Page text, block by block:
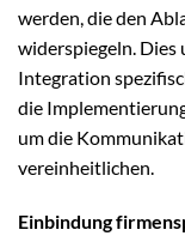
werden, die den
widerspiegeln. Dies
Integration
die
um die
vereinheitlichen.
Einbindung